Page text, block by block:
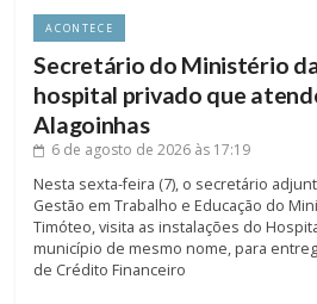
ACONTECE
Secretário do Ministério
hospital privado que
Alagoinhas
6 de agosto de 2026 às 17:19
Nesta sexta-feira (7), o secretário
Gestão em Trabalho e Educação do
Timóteo, visita as instalações do
município de mesmo nome, para
de Crédito Financeiro